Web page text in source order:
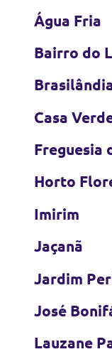
Água Fria
Bairro do
Casa
Freguesia
Horto
Imirim
Jaçanã
Jardim
José
Lauzane